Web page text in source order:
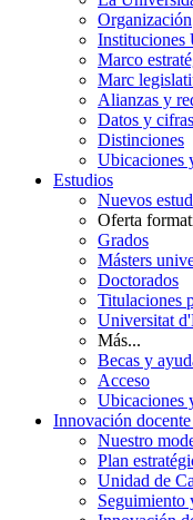
Organización
Instituciones
Marco
Marc
Alianzas y
Datos y cifras
Distinciones
Ubicaciones
Estudios
Nuevos
Oferta
Grados
Másters
Doctorados
Titulaciones
Universitat
Más...
Becas y
Acceso
Ubicaciones
Innovación
Nuestro
Plan
Unidad de
Seguimiento